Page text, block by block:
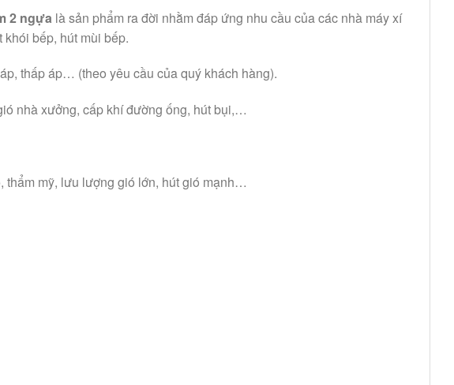
2 ngựa là sản phẩm ra đời nhằm đáp ứng nhu cầu của các nhà máy xí
bếp, hút mùi bếp.
thấp áp… (theo yêu cầu của quý khách hàng).
nhà xưởng, cấp khí đường ống, hút bụi,…
thẩm mỹ, lưu lượng gió lớn, hút gió mạnh…